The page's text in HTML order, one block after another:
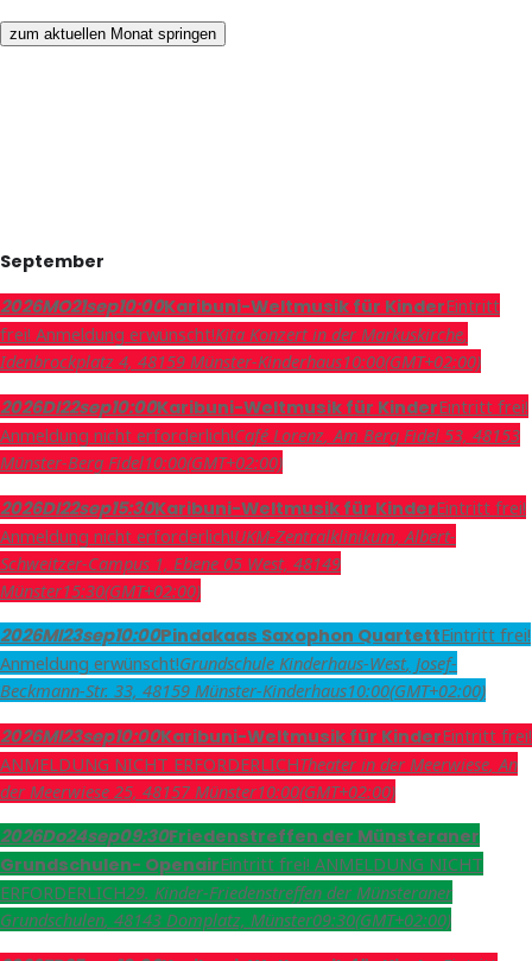
zum aktuellen Monat springen
September
2026MO21sep10:00Karibuni-Weltmusik für KinderEintritt
frei! Anmeldung erwünscht!Kita Konzert in der Markuskirche,
Idenbrockplatz 4, 48159 Münster-Kinderhaus10:00(GMT+02:00)
2026DI22sep10:00Karibuni-Weltmusik für KinderEintritt frei!
Anmeldung nicht erforderlich!Café Lorenz, Am Berg Fidel 53, 48153
Münster-Berg Fidel10:00(GMT+02:00)
2026DI22sep15:30Karibuni-Weltmusik für KinderEintritt frei!
Anmeldung nicht erforderlich!UKM-Zentralklinikum, Albert-
Schweitzer-Campus 1, Ebene 05 West, 48149
Münster15:30(GMT+02:00)
2026MI23sep10:00Pindakaas Saxophon QuartettEintritt frei!
Anmeldung erwünscht!Grundschule Kinderhaus-West, Josef-
Beckmann-Str. 33, 48159 Münster-Kinderhaus10:00(GMT+02:00)
2026MI23sep10:00Karibuni-Weltmusik für KinderEintritt frei!
ANMELDUNG NICHT ERFORDERLICHTheater in der Meerwiese, An
der Meerwiese 25, 48157 Münster10:00(GMT+02:00)
2026Do24sep09:30Friedenstreffen der Münsteraner
Grundschulen- OpenairEintritt frei! ANMELDUNG NICHT
ERFORDERLICH29. Kinder-Friedenstreffen der Münsteraner
Grundschulen, 48143 Domplatz, Münster09:30(GMT+02:00)